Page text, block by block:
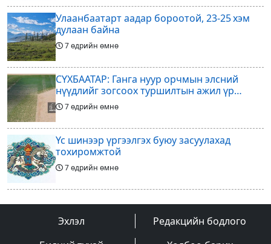
Улаанбаатарт аадар бороотой, 23-25 хэм
дулаан байна
7 өдрийн өмнө
СҮХБААТАР: Ганга нуур орчмын элсний
нүүдлийг зогсоох туршилтын ажил үр
дүнгээ өгч эхэлжээ
7 өдрийн өмнө
Үс шинээр үргээлгэх буюу засуулахад
тохиромжтой
7 өдрийн өмнө
Арилжааны төслөө зогсоож байгаагаа
Ж.Инфантино мэдэгдэв
Эхлэл
Редакцийн бодлого